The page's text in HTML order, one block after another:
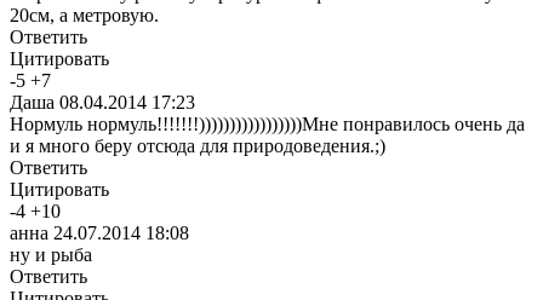
20см, а метровую.
Ответить
Цитировать
-5 +7
Даша 08.04.2014 17:23
Нормуль нормуль!!!!!!!)))))))))))))))))Мне понравилось очень да
и я много беру отсюда для природоведения.;)
Ответить
Цитировать
-4 +10
анна 24.07.2014 18:08
ну и рыба
Ответить